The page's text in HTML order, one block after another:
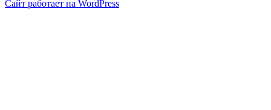
Сайт работает на WordPress